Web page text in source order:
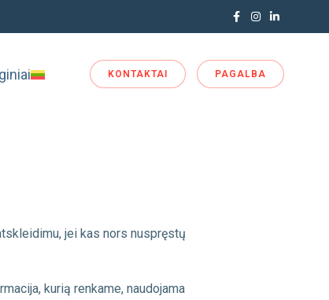
KONTAKTAI PAGALBA
jei kas nors nuspręstų
kurią renkame, naudojama